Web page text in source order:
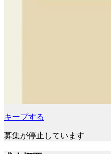
キープする
募集が停止しています